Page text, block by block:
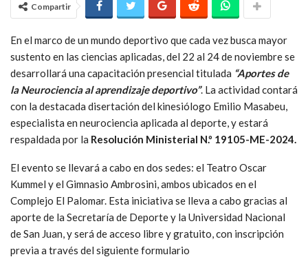
Compartir
En el marco de un mundo deportivo que cada vez busca mayor
sustento en las ciencias aplicadas, del 22 al 24 de noviembre se
desarrollará una capacitación presencial titulada “Aportes de
la Neurociencia al aprendizaje deportivo”. La actividad contará
con la destacada disertación del kinesiólogo Emilio Masabeu,
especialista en neurociencia aplicada al deporte, y estará
respaldada por la Resolución Ministerial N.º 19105-ME-2024.
El evento se llevará a cabo en dos sedes: el Teatro Oscar
Kummel y el Gimnasio Ambrosini, ambos ubicados en el
Complejo El Palomar. Esta iniciativa se lleva a cabo gracias al
aporte de la Secretaría de Deporte y la Universidad Nacional
de San Juan, y será de acceso libre y gratuito, con inscripción
previa a través del siguiente formulario